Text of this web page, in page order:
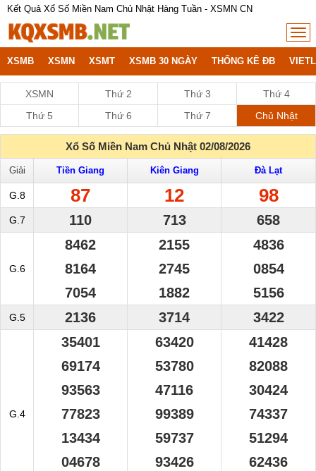
Kết Quả Xổ Số Miền Nam Chủ Nhật Hàng Tuần - XSMN CN
XSMB XSMN XSMT XSMB 30 NGÀY THỐNG KÊ ĐB
XSMN Thứ 2 Thứ 3
Thứ 4
Thứ 5
Thứ 6 Thứ 7 Chủ Nhật
Xổ Số Miền Nam Chủ Nhật 02/08/2026
Giải Tiền Giang Kiên Giang Đà Lạt
G.8 87 12 98
G.7 110 713 658
G.6
8462
8164
7054
2155
2745
1882
4836
0854
5156
G.5 2136 3714 3422
G.4
35401
69174
93563
77823
13434
04678
63420
53780
47116
99389
59737
93426
41428
82088
30424
74337
51294
62436